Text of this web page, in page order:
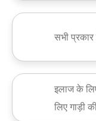
सभी
इलाज के
लिए गाड़ी